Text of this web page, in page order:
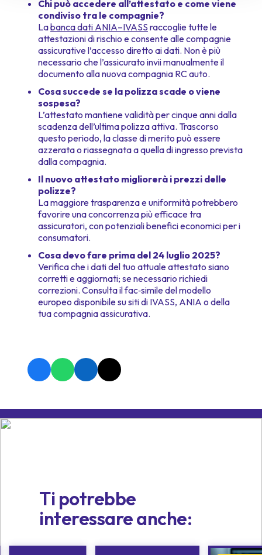
Chi può accedere all’attestato e come viene
condiviso tra le compagnie?
Labanca dati ANIA–IVASS raccoglie tutte le
attestazioni di rischio e consente alle compagnie
assicurative l’accesso diretto ai dati. Non è più
necessario che l’assicurato invii manualmente il
documento alla nuova compagnia RC auto.
Cosa succede se la polizza scade o viene
sospesa?
L’attestato mantiene validità per cinque anni dalla
scadenza dell’ultima polizza attiva. Trascorso
questo periodo, la classe di merito può essere
azzerata o riassegnata a quella di ingresso prevista
dalla compagnia.
Il nuovo attestato migliorerà i prezzi delle
polizze?
La maggiore trasparenza e uniformità potrebbero
favorire una concorrenza più efficace tra
assicuratori, con potenziali benefici economici per i
consumatori.
Cosa devo fare prima del 24 luglio 2025?
Verifica che i dati del tuo attuale attestato siano
corretti e aggiornati; se necessario richiedi
correzioni. Consulta il fac‑simile del modello
europeo disponibile su siti di IVASS, ANIA o della
tua compagnia assicurativa.
Ti potrebbe
interessare anche: